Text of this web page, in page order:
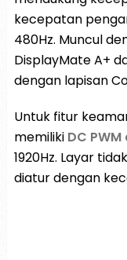
kecepatan
480Hz. Muncul
DisplayMate A+
dengan lapisan
Untuk fitur
memiliki DC
1920Hz. Layar
diatur dengan